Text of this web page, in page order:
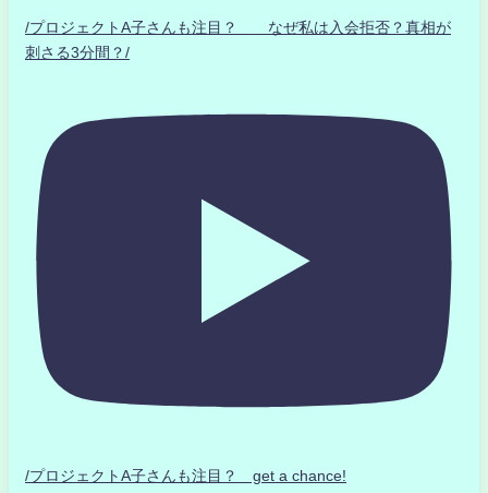
/プロジェクトA子さんも注目？ なぜ私は入会拒否？真相が
刺さる3分間？/
/プロジェクトA子さんも注目？ get a chance!